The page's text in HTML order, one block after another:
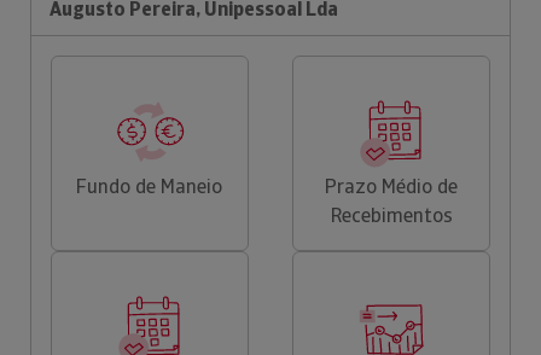
Augusto Pereira, Unipessoal Lda
Fundo de Maneio
Prazo Médio de
Recebimentos